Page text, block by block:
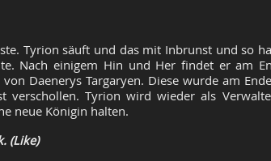
Tyrion säuft und das mit Inbrunst und so
Nach einigem Hin und Her findet er am
Daenerys Targaryen. Diese wurde am
verschollen. Tyrion wird wieder als
neue Königin halten.
(Like)